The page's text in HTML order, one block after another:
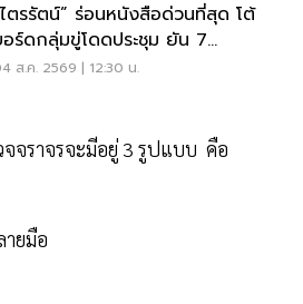
ตรรัตน์” ร่อนหนังสือด่วนที่สุด โต้
ร์ดกลุ่มขู่โดดประชุม ยัน 7
รมการต้องปฏิบัติหน้าที่
ส.ค. 2569 | 12:30 น.
จราจรจะมีอยู่ 3 รูปแบบ คือ
ายมือ